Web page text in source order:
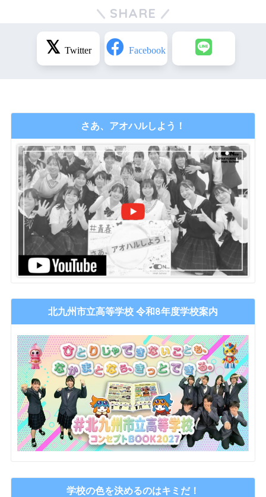
SHARE
さあ、アオハルしよう！
北九州市立高等学校 令和8年度学校案内
学校の色を決めるのはキミだ！